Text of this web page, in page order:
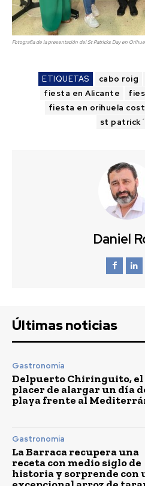
Fotografía de la presentación del St Patricks Day en
ETIQUETAS cabo roig
fiesta en Alicante
fiesta en orihuela
st
Daniel
Últimas noticias
Gastronomía
Delpuerto Chiringuito, el
placer de alargar un día
playa frente al
Gastronomía
La Barraca recupera una
receta con medio siglo de
historia y sorprende con